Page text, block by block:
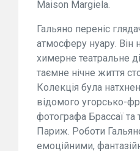
Maison Margiela.
Гальяно переніс
атмосферу нуару. Він
химерне театральне
таємне нічне життя
Колекція була
відомого угорсько-
фотографа Брассаї та
Париж. Роботи
емоційними,